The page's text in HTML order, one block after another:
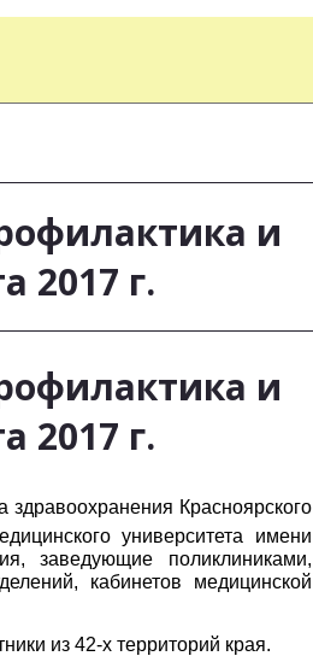
и
2017 г.
и
2017 г.
здравоохранения Красноярского
университета имени
заведующие поликлиниками,
кабинетов медицинской
из 42-х территорий края.